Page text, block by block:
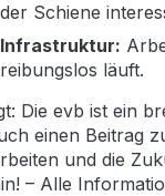
der Schiene
Infrastruktur:
reibungslos läuft.
Die evb ist ein
einen Beitrag
und die
– Alle